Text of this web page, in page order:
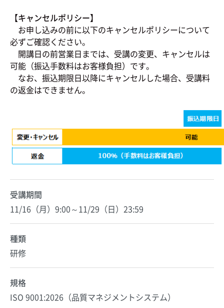
【キャンセルポリシー】
お申し込みの前に以下のキャンセルポリシーについて
必ずご確認ください。
開講日の前営業日までは、受講の変更、キャンセルは
可能（振込手数料はお客様負担）です。
なお、振込期限日以降にキャンセルした場合、受講料
の返金はできません。
受講期間
11/16（月）9:00～11/29（日）23:59
種類
研修
規格
ISO 9001:2026（品質マネジメントシステム）